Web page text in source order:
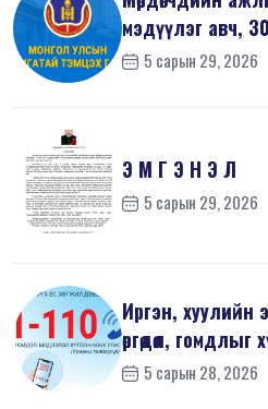
мэдүүлэг авч,
5 сарын 29, 2026
Э М Г Э Н Э Л
5 сарын 29, 2026
Иргэн, хуулийн
өргөдөл, гомдлыг
5 сарын 28, 2026